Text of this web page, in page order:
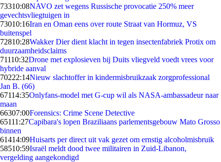
73310:08NAVO zet wegens Russische provocatie 250% meer
gevechtsvliegtuigen in
73010:16Iran en Oman eens over route Straat van Hormuz, VS
buitenspel
72810:28Wakker Dier dient klacht in tegen insectenfabriek Protix om
duurzaamheidsclaims
71110:32Drone met explosieven bij Duits vliegveld voedt vrees voor
hybride aanval
70222:14Nieuw slachtoffer in kindermisbruikzaak zorgprofessional
Jan B. (66)
67114:35Onlyfans-model met G-cup wil als NASA-ambassadeur naar
maan
66307:00Forensics: Crime Scene Detective
65111:27Capibara's lopen Braziliaans parlementsgebouw Mato Grosso
binnen
61414:09Huisarts per direct uit vak gezet om ernstig alcoholmisbruik
58510:59Israël meldt dood twee militairen in Zuid-Libanon,
vergelding aangekondigd